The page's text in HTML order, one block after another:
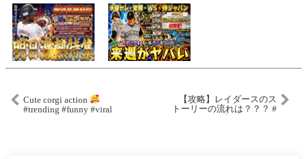
Cute corgi action
#trending #funny #viral
【攻略】レイダースのス
トーリーの流れは？？？ #